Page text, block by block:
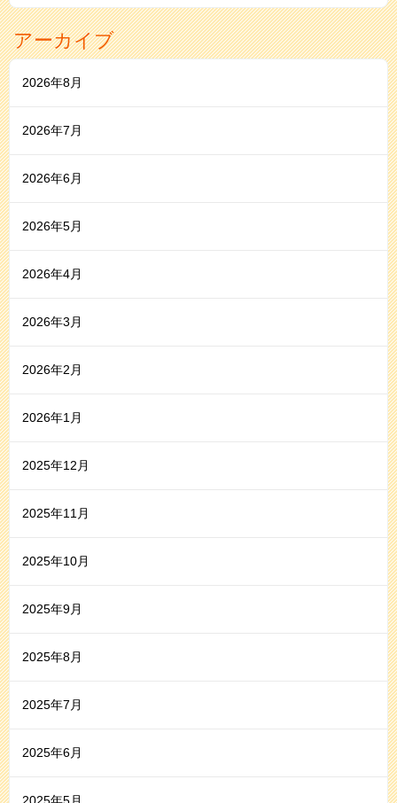
アーカイブ
2026年8月
2026年7月
2026年6月
2026年5月
2026年4月
2026年3月
2026年2月
2026年1月
2025年12月
2025年11月
2025年10月
2025年9月
2025年8月
2025年7月
2025年6月